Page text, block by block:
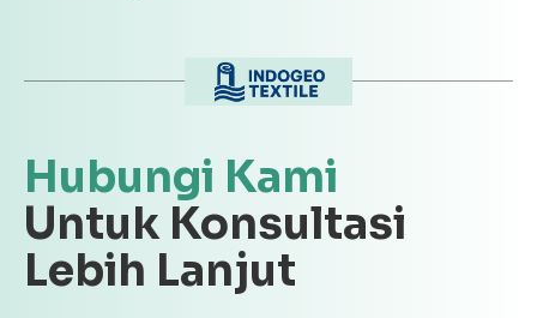
Hubungi Kami
Untuk Konsultasi
Lebih Lanjut